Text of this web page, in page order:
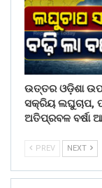
ଉତ୍ତର ଓଡ଼ିଶା
ସକ୍ରିୟ ଲଘୁଚାପ,
ଅତିପ୍ରବଳ ବର୍ଷା
PREV NEXT